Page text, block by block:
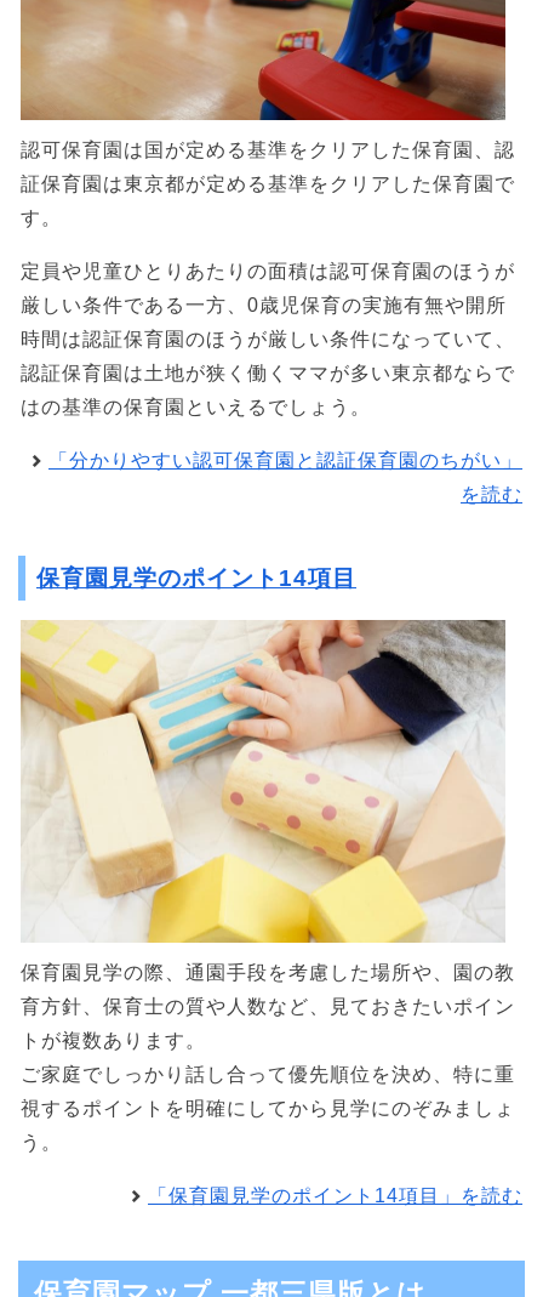
認可保育園は国が定める基準をクリアした保育園、認
証保育園は東京都が定める基準をクリアした保育園で
す。
定員や児童ひとりあたりの面積は認可保育園のほうが
厳しい条件である一方、0歳児保育の実施有無や開所
時間は認証保育園のほうが厳しい条件になっていて、
認証保育園は土地が狭く働くママが多い東京都ならで
はの基準の保育園といえるでしょう。
「分かりやすい認可保育園と認証保育園のちがい」
を読む
保育園見学のポイント14項目
保育園見学の際、通園手段を考慮した場所や、園の教
育方針、保育士の質や人数など、見ておきたいポイン
トが複数あります。
ご家庭でしっかり話し合って優先順位を決め、特に重
視するポイントを明確にしてから見学にのぞみましょ
う。
「保育園見学のポイント14項目」を読む